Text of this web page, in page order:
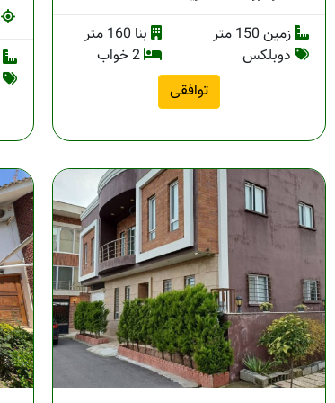
زمین 150 متر
بنا 160 متر
دوبلکس
2 خواب
توافقی